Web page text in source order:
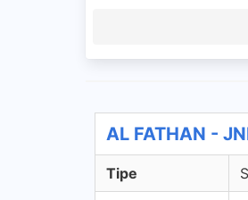
AL FATHAN -
Tipe